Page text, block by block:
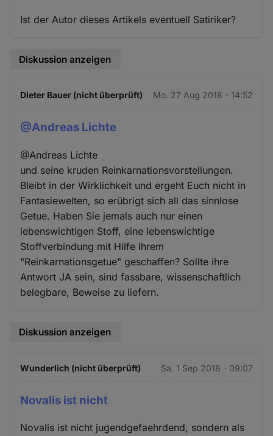
Ist der Autor dieses Artikels eventuell Satiriker?
Diskussion anzeigen
Dieter Bauer (nicht überprüft) Mo. 27 Aug 2018 - 14:52
@Andreas Lichte
@Andreas Lichte
und seine kruden Reinkarnationsvorstellungen.
Bleibt in der Wirklichkeit und ergeht Euch nicht in
Fantasiewelten, so erübrigt sich all das sinnlose
Getue. Haben Sie jemals auch nur einen
lebenswichtigen Stoff, eine lebenswichtige
Stoffverbindung mit Hilfe Ihrem
"Reinkarnationsgetue" geschaffen? Sollte ihre
Antwort JA sein, sind fassbare, wissenschaftlich
belegbare, Beweise zu liefern.
Diskussion anzeigen
Wunderlich (nicht überprüft) Sa. 1 Sep 2018 - 09:07
Novalis ist nicht
Novalis ist nicht jugendgefaehrdend, sondern als